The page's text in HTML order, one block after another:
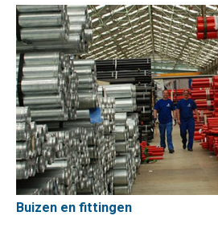
Buizen en fittingen